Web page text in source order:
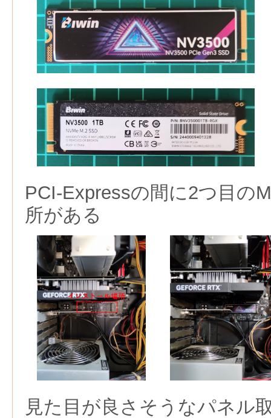
PCI-Expressの間に2つ目の
所がある
見た目が良さそうなパネル